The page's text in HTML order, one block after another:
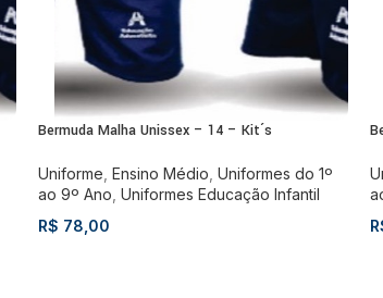
Bermuda Malha Unissex – 14 – Kit´s
Uniforme Ensino Médio Uniformes do 1º
ao 9º Ano Uniformes Educação Infantil
R$ 78,00